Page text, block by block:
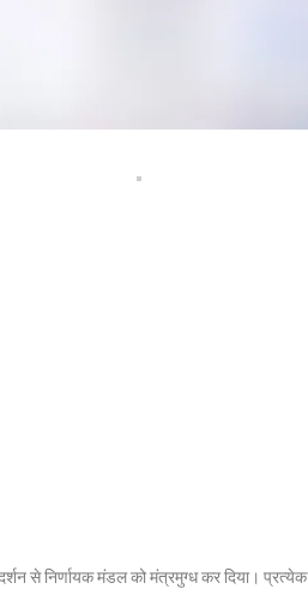
से निर्णायक मंडल को मंत्रमुग्ध कर दिया। प्रत्येक